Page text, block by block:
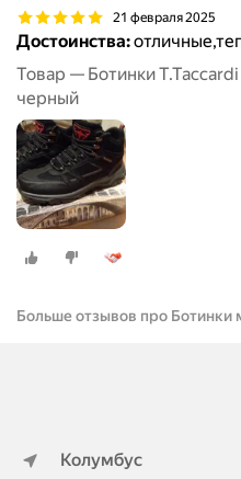
21 февраля 2025
Достоинства:
Товар — Ботинки
черный
Больше отзывов про Ботинки
Колумбус